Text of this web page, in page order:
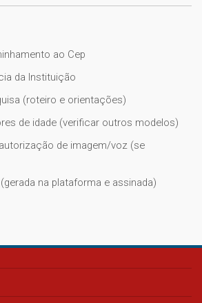
ao Cep
da Instituição
(roteiro e orientações)
de idade (verificar outros modelos)
de imagem/voz (se
na plataforma e assinada)